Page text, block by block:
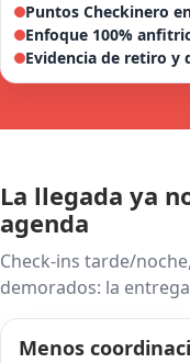
Puntos Checkinero
Enfoque 100%
Evidencia de retiro y
La llegada ya
agenda
Check-ins tarde/
demorados: la
Menos